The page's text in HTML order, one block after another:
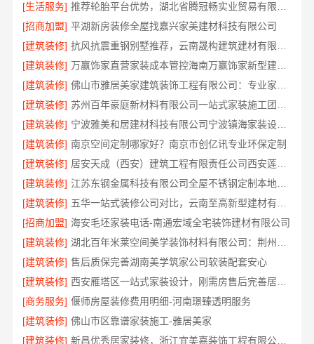
[生活服务]
[招商加盟] 平湖新房装修全屋找嘉兴家美建材科技有限公司
[建筑装修]
[建筑装修]
万赢饰家直营家装成本管控海南万赢饰家新型建筑材料有限公司
[建筑装修]
[建筑装修]
[建筑装修]
宁波雅美和居建材科技有限公司宁波镇海家装设计合作联系方式，欢迎来电预约
[建筑装修] 南京空间定制哪家好？南京市创亿讯专业环保定制
[建筑装修]
居安天成（西安）建筑工程有限责任公司西安莲湖区专业家装平层
[建筑装修]
[建筑装修]
[招商加盟] 海安毛坯家装电话-南通宏域全宅装饰建材有限公司
[建筑装修]
[建筑装修] 售后质保完善湖南美学筑家公司软装配套安心
[建筑装修]
[商务服务] 偃师房屋装修费用明细-河南璟臻透明服务
[建筑装修] 佛山市区靠谱家装施工-雅居美家
[建筑装修]
新昌优秀居家装修，浙江宜美嘉装饰工程有限公司匠心打造